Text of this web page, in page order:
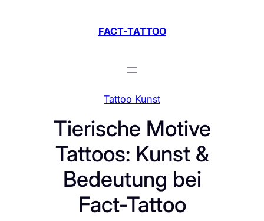
FACT-TATTOO
Tattoo Kunst
Tierische Motive
Tattoos: Kunst &
Bedeutung bei
Fact-Tattoo